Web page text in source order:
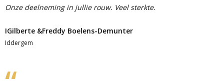
Onze deelneming in jullie rouw. Veel sterkte.
IGilberte &Freddy Boelens-Demunter
Iddergem